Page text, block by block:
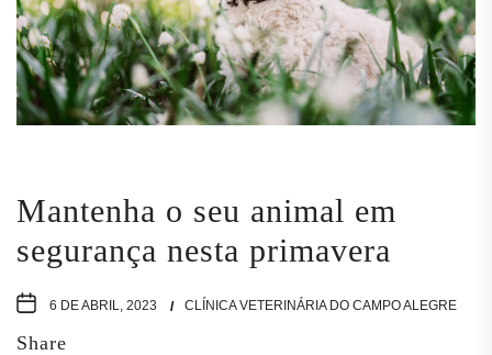
Mantenha o seu animal em
segurança nesta primavera
6 DE ABRIL, 2023 CLÍNICA VETERINÁRIA DO CAMPO ALEGRE
Share